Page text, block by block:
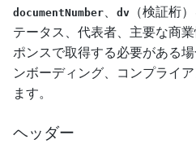
documentNumber、 dv
（検証桁
テータス、代表者、主要な商
ポンスで取得する必要がある場
ンボーディング、コンプライ
ます。
ヘッダー